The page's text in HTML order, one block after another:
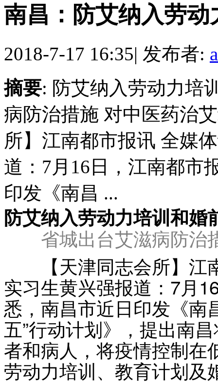
南昌：防艾纳入劳
2018-7-17 16:35| 发布者:
摘要: 防艾纳入劳动力
病防治措施 对中医药
所】江南都市报讯 全媒
道：7月16日，江南都市
印发《南昌 ...
防艾纳入劳动力培训和婚
省城出台艾滋病防治
【天津同志会所】江
实习生黄兴强报道：7月
悉，南昌市近日印发《南
五”行动计划》，提出南
者和病人，将疫情控制在
劳动力培训、教育计划及